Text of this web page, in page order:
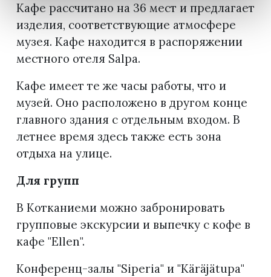
Кафе рассчитано на 36 мест и предлагает
изделия, соответствующие атмосфере
музея. Кафе находится в распоряжении
местного отеля Salpa.
Кафе имеет те же часы работы, что и
музей. Оно расположено в другом конце
главного здания с отдельным входом. В
летнее время здесь также есть зона
отдыха на улице.
Для групп
В Котканиеми можно забронировать
групповые экскурсии и выпечку с кофе в
кафе "Ellen".
Конференц-залы "Siperia" и "Käräjätupa"